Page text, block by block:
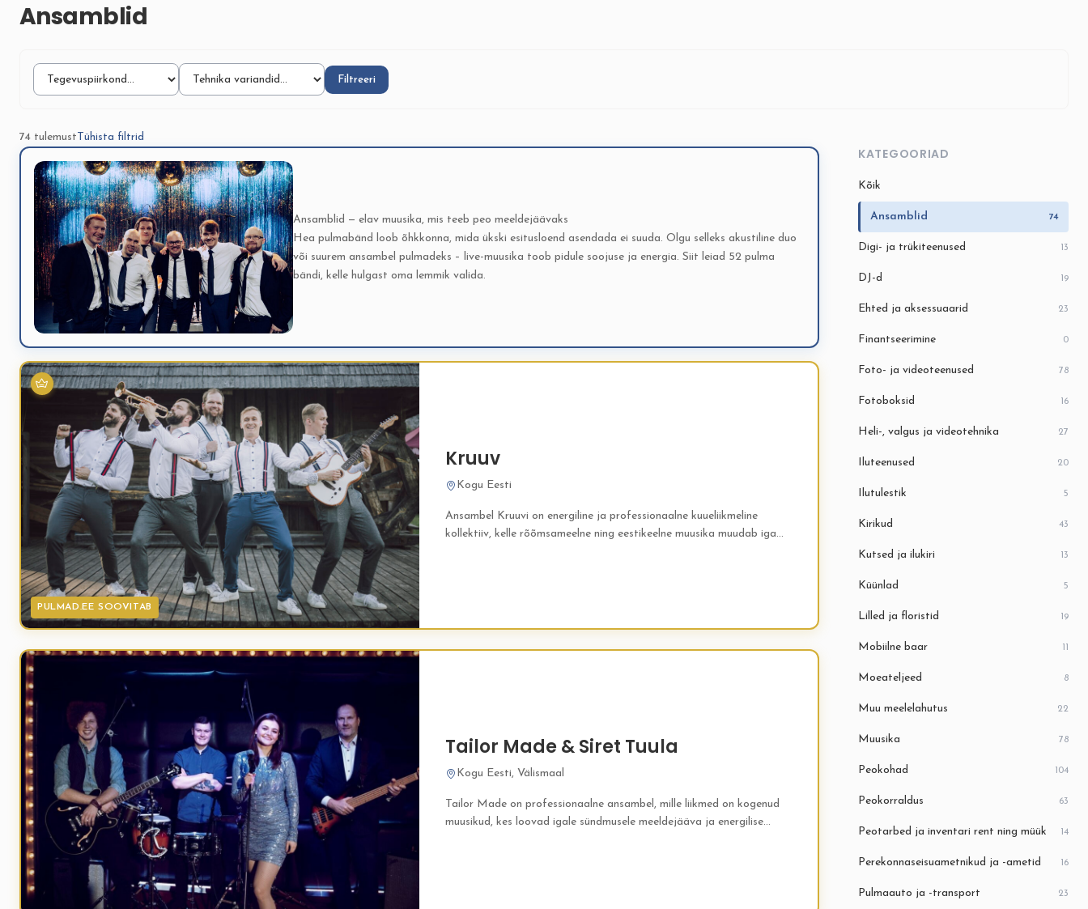
Ansamblid
Filtreeri
74 tulemust Tühista filtrid
Ansamblid — elav muusika, mis teeb peo meeldejäävaks
Hea pulmabänd loob õhkkonna, mida ükski esitusloend asendada ei suuda. Olgu selleks akustiline duo
või suurem ansambel pulmadeks – live-muusika toob pidule soojuse ja energia. Siit leiad 52 pulma
bändi, kelle hulgast oma lemmik valida.
PULMAD.EE SOOVITAB
Kruuv
Kogu Eesti
Ansambel Kruuvi on energiline ja professionaalne kuueliikmeline
kollektiiv, kelle rõõmsameelne ning eestikeelne muusika muudab iga
Tailor Made & Siret Tuula
Kogu Eesti, Välismaal
Tailor Made on professionaalne ansambel, mille liikmed on kogenud
muusikud, kes loovad igale sündmusele meeldejääva ja energilise
KATEGOORIAD
Kõik
Ansamblid 74
Digi- ja trükiteenused 13
DJ-d 19
Ehted ja aksessuaarid 23
Finantseerimine 0
Foto- ja videoteenused 78
Fotoboksid 16
Heli-, valgus ja videotehnika 27
Iluteenused 20
Ilutulestik 5
Kirikud 43
Kutsed ja ilukiri 13
Küünlad 5
Lilled ja floristid 19
Mobiilne baar 11
Moeateljeed 8
Muu meelelahutus 22
Muusika 78
Peokohad 104
Peokorraldus 63
Peotarbed ja inventari rent ning müük 14
Perekonnaseisuametnikud ja -ametid 16
Pulmaauto ja -transport 23